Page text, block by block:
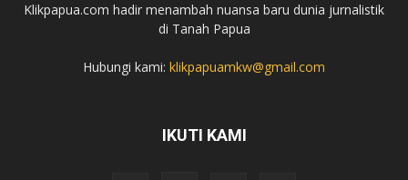
Klikpapua.com hadir menambah nuansa baru dunia jurnalistik
di Tanah Papua
Hubungi kami: klikpapuamkw@gmail.com
IKUTI KAMI